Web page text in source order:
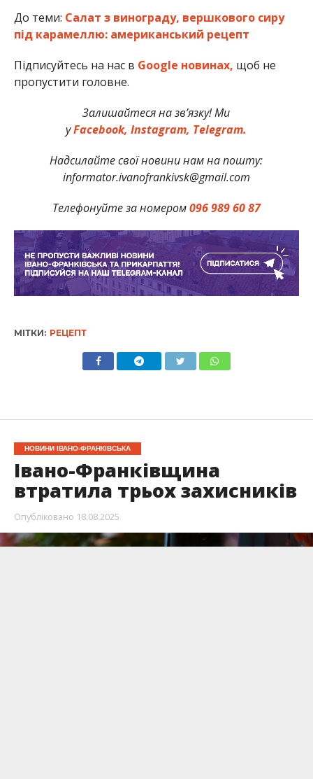
До теми: Салат з винограду, вершкового сиру
під карамеллю: американський рецепт
Підписуйтесь на нас в Google новинах, щоб не
пропустити головне.
Залишайтеся на зв’язку! Ми
уFacebook, Instagram, Telegram.
Надсилайте свої новини нам на пошту:
informator.ivanofrankivsk@gmail.com
Телефонуйте за номером096 989 60 87
МІТКИ: РЕЦЕПТ
НОВИНИ ІВАНО-ФРАНКІВСЬКА
Івано-Франківщина
втратила трьох захисників
Опубліковано 18.08.2025